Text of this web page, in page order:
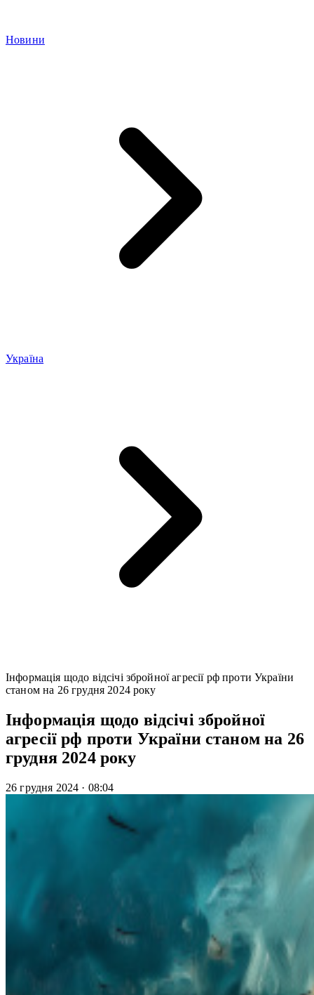
Новини
Україна
Інформація щодо відсічі збройної агресії рф проти України
станом на 26 грудня 2024 року
Інформація щодо відсічі збройної
агресії рф проти України станом на 26
грудня 2024 року
26 грудня 2024 · 08:04